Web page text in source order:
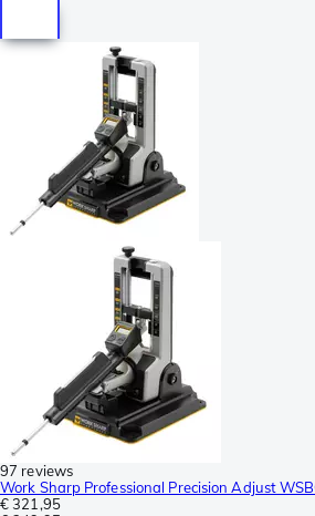
97 reviews
Work Sharp Professional Precision Adjust
€ 321,95